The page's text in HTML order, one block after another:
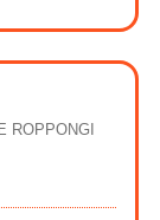
ROPPONGI